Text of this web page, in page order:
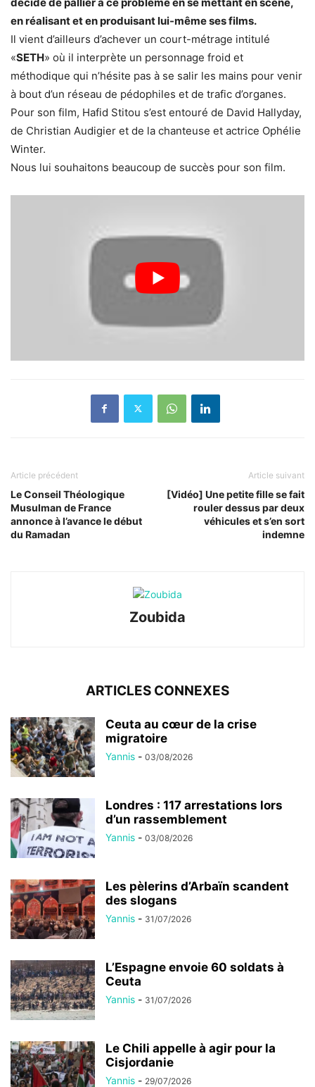
en réalisant et en produisant lui-même ses films.
Il vient d’ailleurs d’achever un court-métrage intitulé
«SETH» où il interprète un personnage froid et
méthodique qui n’hésite pas à se salir les mains pour venir
à bout d’un réseau de pédophiles et de trafic d’organes.
Pour son film, Hafid Stitou s’est entouré de David Hallyday,
de Christian Audigier et de la chanteuse et actrice Ophélie
Winter.
Nous lui souhaitons beaucoup de succès pour son film.
Article précédent
Le Conseil Théologique
Musulman de France
annonce à l’avance le début
du Ramadan
Article suivant
[Vidéo] Une petite fille se fait
rouler dessus par deux
véhicules et s’en sort
indemne
Zoubida
ARTICLES CONNEXES
Ceuta au cœur de la crise
migratoire
Yannis - 03/08/2026
Londres : 117 arrestations lors
d’un rassemblement
Yannis - 03/08/2026
Les pèlerins d’Arbaïn scandent
des slogans
Yannis - 31/07/2026
L’Espagne envoie 60 soldats à
Ceuta
Yannis - 31/07/2026
Le Chili appelle à agir pour la
Cisjordanie
Yannis - 29/07/2026